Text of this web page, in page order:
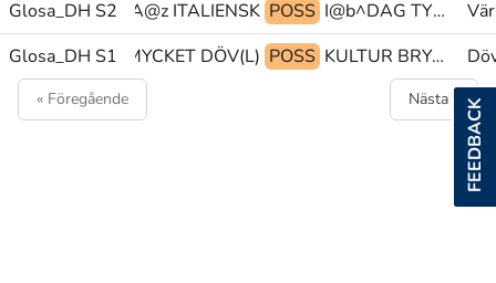
Glosa_DH S2
PRO1 UTBYTA@z ITALIENSK POSS I@b^DAG TYVÄRR PRO1
Glosa_DH S1
DÖV(L) POSS KULTUR BRY-OM@rd PEK@z
« Föregående Nästa » FEEDBACK